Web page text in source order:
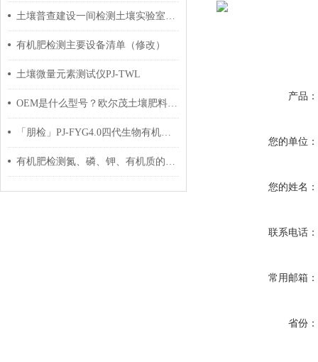
土壤普查建设一间检测土壤实验室需要哪些仪器设备？
有机肥检测主要设备清单（修改）
土壤微量元素测试仪PJ-TWL
OEM是什么型号？欧尔茂土壤肥料养分检测仪贴牌加工服务
「朋检」PJ-FYG4.0四代生物有机肥检测仪 功能测评
有机肥检测氮、磷、钾、有机质的难点是什么？
产品：
您的单位：
您的姓名：
联系电话：
常用邮箱：
省份：